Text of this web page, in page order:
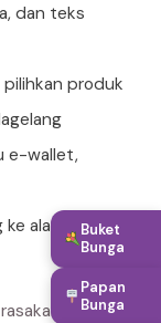
dan teks
produk
e-wallet,
alamat tujuan
Buket
Bunga
Papan
Bunga